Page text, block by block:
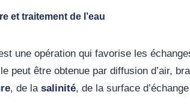
et traitement de l’eau
une opération qui favorise les
peut être obtenue par diffusion d’air,
, de la salinité, de la surface